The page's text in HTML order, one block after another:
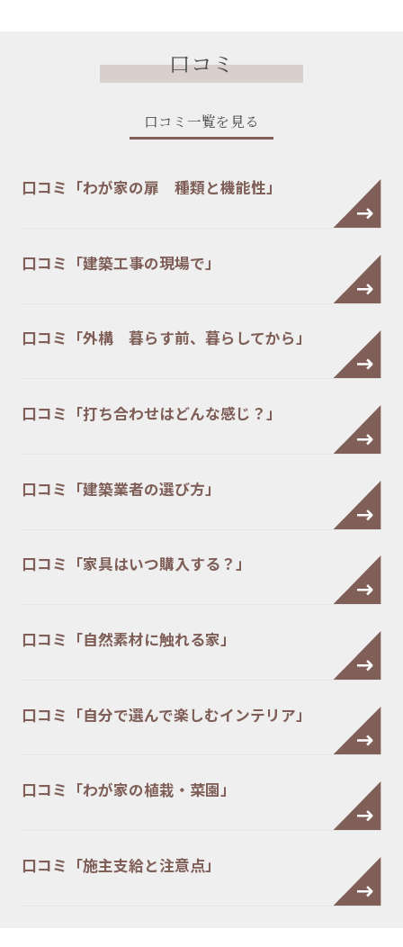
口コミ
口コミ一覧を見る
口コミ「わが家の扉 種類と機能性」
口コミ「建築工事の現場で」
口コミ「外構 暮らす前、暮らしてから」
口コミ「打ち合わせはどんな感じ？」
口コミ「建築業者の選び方」
口コミ「家具はいつ購入する？」
口コミ「自然素材に触れる家」
口コミ「自分で選んで楽しむインテリア」
口コミ「わが家の植栽・菜園」
口コミ「施主支給と注意点」